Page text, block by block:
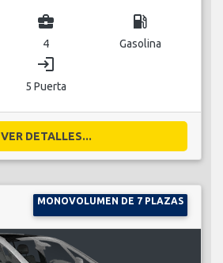
business_center
4
local_gas_station
Gasolina
login
5 Puerta
VER DETALLES...
MONOVOLUMEN DE 7 PLAZAS